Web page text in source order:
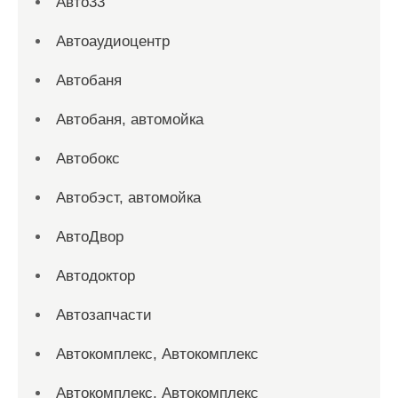
Автоаудиоцентр
Автобаня
Автобаня, автомойка
Автобокс
Автобэст, автомойка
АвтоДвор
Автодоктор
Автозапчасти
Автокомплекс, Автокомплекс
Автокомплекс, Автокомплекс